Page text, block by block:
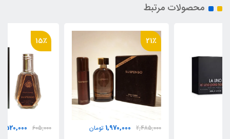
محصولات مرتبط
1,970,000 تومان
605,000
تومان